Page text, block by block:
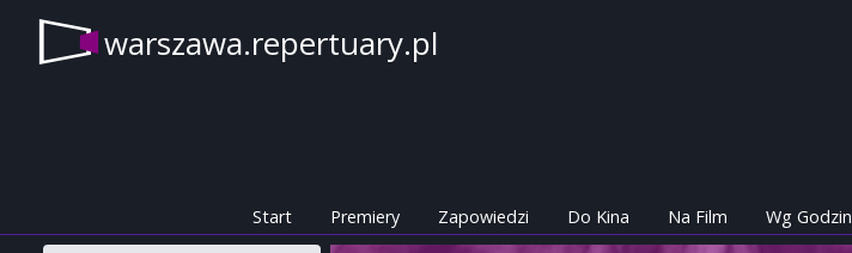
warszawa.repertuary.pl
Start Premiery Zapowiedzi Do Kina Na Film Wg Godzin